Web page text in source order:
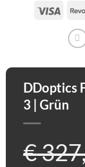
Visum
DDoptics
3 | Grün
€